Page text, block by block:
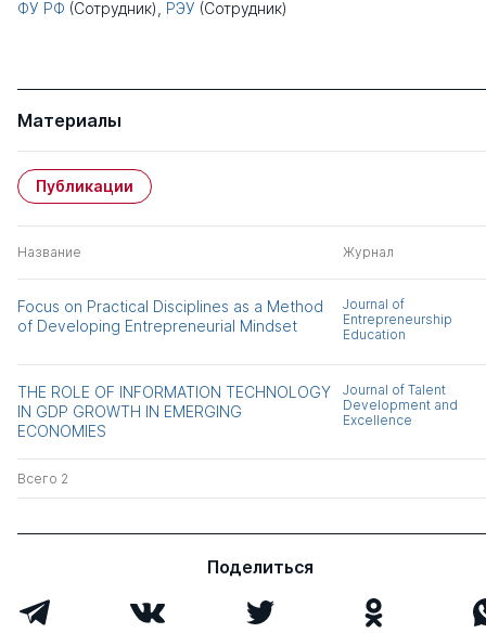
ФУ РФ (Сотрудник), РЭУ (Сотрудник)
Материалы
Публикации
Название Журнал
Focus on Practical Disciplines as a Method
of Developing Entrepreneurial Mindset
Journal of
Entrepreneurship
Education
THE ROLE OF INFORMATION TECHNOLOGY
IN GDP GROWTH IN EMERGING
ECONOMIES
Journal of Talent
Development and
Excellence
Всего 2
Поделиться